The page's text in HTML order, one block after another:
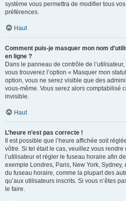
système vous permettra de modifier tous
préférences.
Haut
Comment puis-je masquer mon nom
en ligne ?
Dans le panneau de contrôle de
vous trouverez l’option « Masquer mon
option, vous ne serez visible que des
vous-même. Vous serez alors comptabilisé
invisible.
Haut
L’heure n’est pas correcte !
Il est possible que l’heure affichée soit
vôtre. Si tel était le cas, veuillez vous
l’utilisateur et régler le fuseau horaire afin
exemple Londres, Paris, New York,
du fuseau horaire, comme la plupart des
qu’aux utilisateurs inscrits. Si vous n’êtes
le faire.